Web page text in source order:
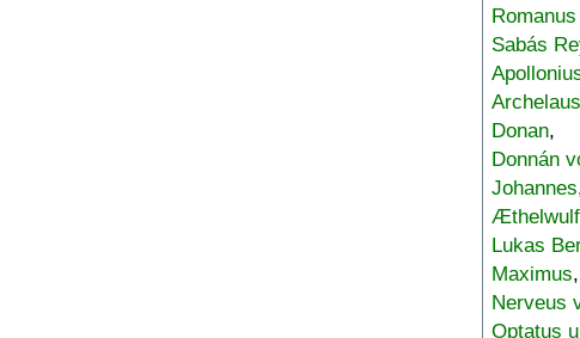
Sabás
Donan,
Donnán
Johannes
Lukas
Maximus,
Nerveus
Optatus